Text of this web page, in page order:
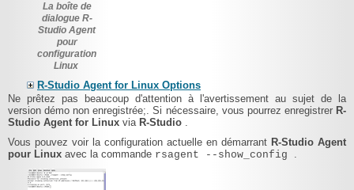
La boîte de
dialogue R-
Studio Agent
pour
configuration
Linux
R-Studio Agent for Linux Options
Ne prêtez pas beaucoup d'attention à l'avertissement au sujet de la
version démo non enregistrée;. Si nécessaire, vous pourrez enregistrer R-
Studio Agent for Linux via R-Studio .
Vous pouvez voir la configuration actuelle en démarrant R-Studio Agent
pour Linux avec la commande rsagent --show_config .